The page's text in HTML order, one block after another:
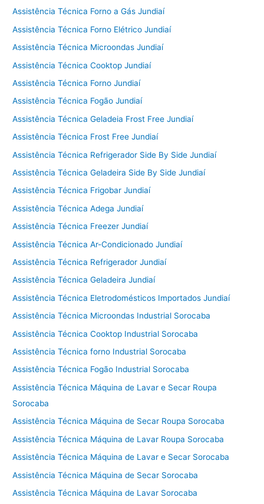
Assistência Técnica Forno a Gás Jundiaí
Assistência Técnica Forno Elétrico Jundiaí
Assistência Técnica Microondas Jundiaí
Assistência Técnica Cooktop Jundiaí
Assistência Técnica Forno Jundiaí
Assistência Técnica Fogão Jundiaí
Assistência Técnica Geladeia Frost Free Jundiaí
Assistência Técnica Frost Free Jundiaí
Assistência Técnica Refrigerador Side By Side Jundiaí
Assistência Técnica Geladeira Side By Side Jundiaí
Assistência Técnica Frigobar Jundiaí
Assistência Técnica Adega Jundiaí
Assistência Técnica Freezer Jundiaí
Assistência Técnica Ar-Condicionado Jundiaí
Assistência Técnica Refrigerador Jundiaí
Assistência Técnica Geladeira Jundiaí
Assistência Técnica Eletrodomésticos Importados Jundiaí
Assistência Técnica Microondas Industrial Sorocaba
Assistência Técnica Cooktop Industrial Sorocaba
Assistência Técnica forno Industrial Sorocaba
Assistência Técnica Fogão Industrial Sorocaba
Assistência Técnica Máquina de Lavar e Secar Roupa
Sorocaba
Assistência Técnica Máquina de Secar Roupa Sorocaba
Assistência Técnica Máquina de Lavar Roupa Sorocaba
Assistência Técnica Máquina de Lavar e Secar Sorocaba
Assistência Técnica Máquina de Secar Sorocaba
Assistência Técnica Máquina de Lavar Sorocaba